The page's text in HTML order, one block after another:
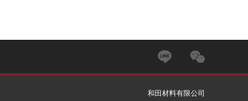
和田材料有限公司